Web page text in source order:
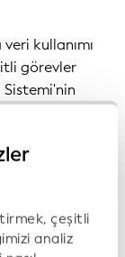
çeşitli
analiz
kullanımı
görevler
içinde
yardım